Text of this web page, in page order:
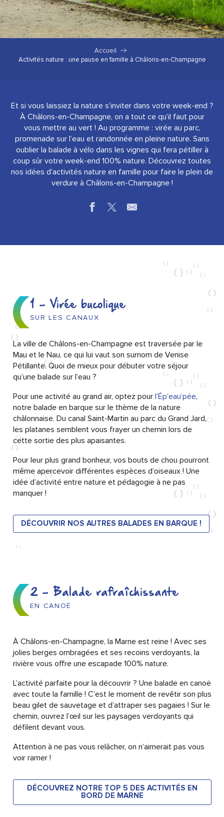
Accueil
Activités nature : une pause en famille à Châlons-en-Champagne
Et si vous laissiez la nature s’inviter dans votre week-end ?
À Châlons-en-Champagne, on a tout ce qu’il faut pour
vous mettre au vert ! Au programme : virée au parc,
promenade sur l’eau et randonnée en pleine nature. Sans
oublier la balade à vélo dans les vignes qui fera pétiller à
coup sûr votre week-end 100% nature. Découvrez toutes
nos idées d’activités nature en famille pour faire le plein de
verdure à Châlons-en-Champagne !
1 - Virée bucolique
SUR LES CANAUX
La ville de Châlons-en-Champagne est traversée par le
Mau et le Nau, ce qui lui vaut son surnom de Venise
Pétillante. Quoi de mieux pour débuter votre séjour
qu’une balade sur l’eau ?
Pour une activité au grand air, optez pour l’Ép’eau’pée,
notre balade en barque sur le thème de la nature
châlonnaise. Du canal Saint-Martin au parc du Grand Jard,
les platanes semblent vous frayer un chemin lors de
cette sortie des plus apaisantes.
Pour leur plus grand bonheur, vos bouts de chou pourront
même apercevoir différentes espèces d’oiseaux ! Une
idée d’activité entre nature et pédagogie à ne pas
manquer !
DÉCOUVRIR NOS AUTRES BALADES EN BARQUE !
2 - Balade rafraîchissante
EN CANOË
À Châlons-en-Champagne, la Marne est reine ! Avec ses
jolies berges ombragées et ses recoins verdoyants, la
rivière vous offre une escapade 100% nature.
L’activité parfaite pour la découvrir ? Une balade en canoë
avec toute la famille ! C’est le moment de revêtir son plus
beau gilet de sauvetage et d’attraper ses pagaies ! Sur le
chemin, ouvrez l’œil sur les paysages verdoyants qui
défilent devant vous.
Attention à ne pas vous relâcher, on n’aimerait pas vous
voir ramer !
DÉCOUVREZ NOTRE TOP 5 DES ACTIVITÉS EN
BORD DE MARNE